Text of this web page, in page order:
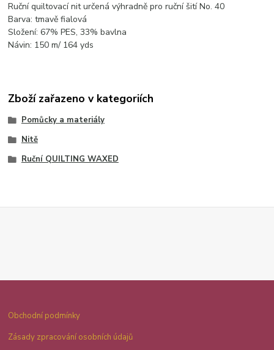
Ruční quiltovací nit určená výhradně pro ruční šití No. 40
Barva: tmavě fialová
Složení: 67% PES, 33% bavlna
Návin: 150 m/ 164 yds
Zboží zařazeno v kategoriích
Pomůcky a materiály
Nitě
Ruční QUILTING WAXED
Obchodní podmínky
Zásady zpracování osobních údajů